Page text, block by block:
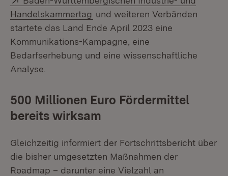
Handelskammertag (Öffnet in neuem Fenster)
und weiteren Verbänden
startete das Land Ende April 2023 eine
Kommunikations-Kampagne, eine
Bedarfserhebung und eine wissenschaftliche
Analyse.
500 Millionen Euro Fördermittel
bereits wirksam
Gleichzeitig informiert der Fortschrittsbericht über
die bisher umgesetzten Maßnahmen der
Roadmap – darunter eine Vielzahl an